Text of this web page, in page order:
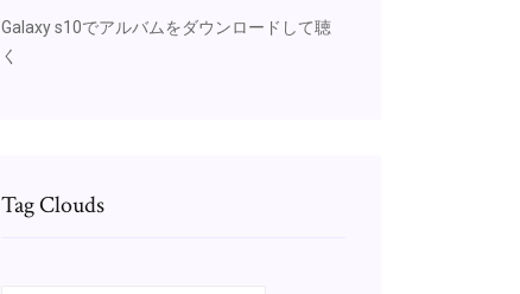
Galaxy s10でアルバムをダウンロードして聴
く
Tag Clouds